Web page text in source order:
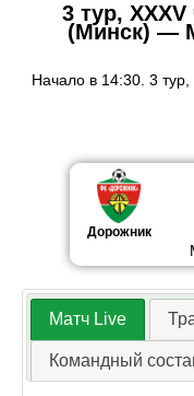
3 тур,
(Минск) —
Начало в 14:30. 3
Дорожник
Матч Live
Командный